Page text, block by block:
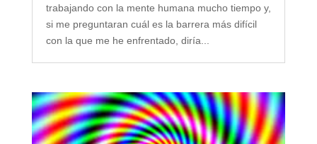
trabajando con la mente humana mucho tiempo y,
si me preguntaran cuál es la barrera más difícil
con la que me he enfrentado, diría...